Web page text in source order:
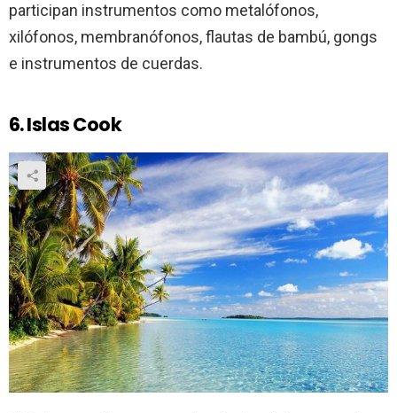
participan instrumentos como metalófonos,
xilófonos, membranófonos, flautas de bambú, gongs
e instrumentos de cuerdas.
6. Islas Cook